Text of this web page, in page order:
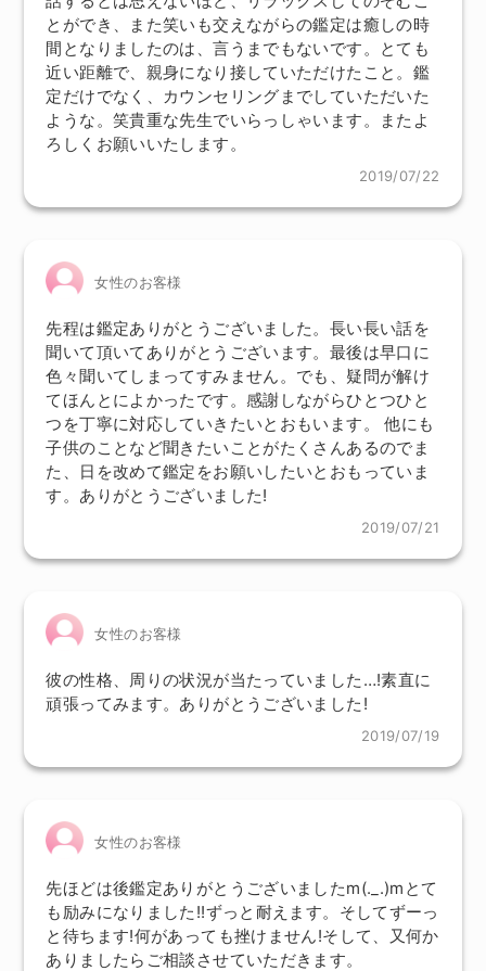
とができ、また笑いも交えながらの鑑定は癒しの時
間となりましたのは、言うまでもないです。とても
近い距離で、親身になり接していただけたこと。鑑
定だけでなく、カウンセリングまでしていただいた
ような。笑貴重な先生でいらっしゃいます。またよ
ろしくお願いいたします。
2019/07/22
女性のお客様
先程は鑑定ありがとうございました。長い長い話を
聞いて頂いてありがとうございます。最後は早口に
色々聞いてしまってすみません。でも、疑問が解け
てほんとによかったです。感謝しながらひとつひと
つを丁寧に対応していきたいとおもいます。 他にも
子供のことなど聞きたいことがたくさんあるのでま
た、日を改めて鑑定をお願いしたいとおもっていま
す。ありがとうございました!
2019/07/21
女性のお客様
彼の性格、周りの状況が当たっていました…!素直に
頑張ってみます。ありがとうございました!
2019/07/19
女性のお客様
先ほどは後鑑定ありがとうございましたm(._.)mとて
も励みになりました!!ずっと耐えます。そしてずーっ
と待ちます!何があっても挫けません!そして、又何か
ありましたらご相談させていただきます。